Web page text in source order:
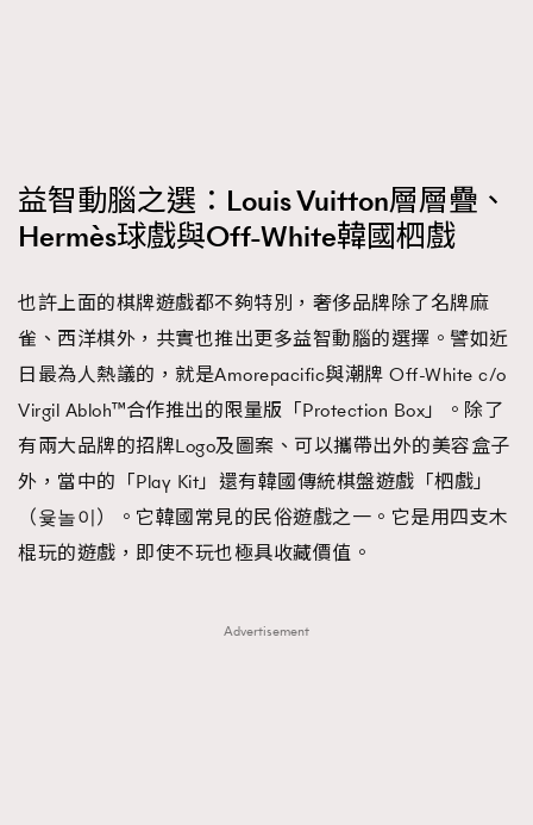
益智動腦之選：Louis Vuitton層層疊、
Hermès球戲與Off-White韓國柶戲
也許上面的棋牌遊戲都不夠特別，奢侈品牌除了名牌麻
雀、西洋棋外，共實也推出更多益智動腦的選擇。譬如近
日最為人熱議的，就是Amorepacific與潮牌 Off-White c/o
Virgil Abloh™合作推出的限量版「Protection Box」。除了
有兩大品牌的招牌Logo及圖案、可以攜帶出外的美容盒子
外，當中的「Play Kit」還有韓國傳統棋盤遊戲「柶戲」
（윷놀이）。它韓國常見的民俗遊戲之一。它是用四支木
棍玩的遊戲，即使不玩也極具收藏價值。
Advertisement